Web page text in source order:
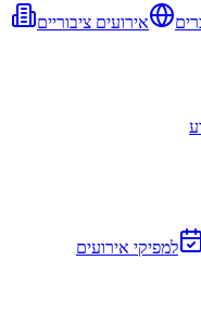
אירועים ציבוריים
למפיקי אירועים